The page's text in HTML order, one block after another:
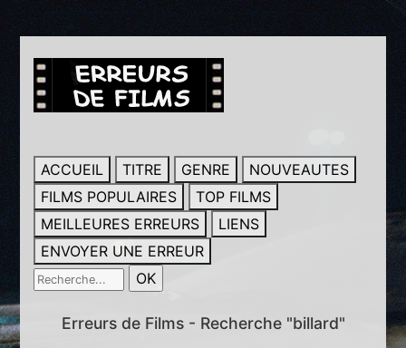
ACCUEIL TITRE GENRE
NOUVEAUTES
FILMS POPULAIRES
TOP FILMS
MEILLEURES ERREURS
LIENS
ENVOYER UNE ERREUR
Erreurs de Films - Recherche "billard"